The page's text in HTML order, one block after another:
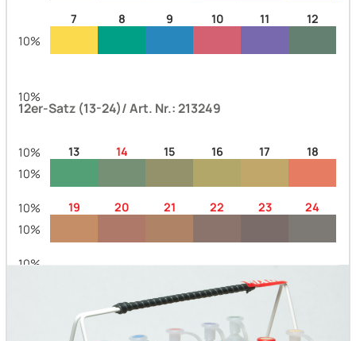
10%
10%
10%
10%
10%
7 8 9 10 11 12
12er-Satz (13-24)/ Art. Nr.: 213249
10%
10%
13 14 15 16 17 18
19 20 21 22 23 24